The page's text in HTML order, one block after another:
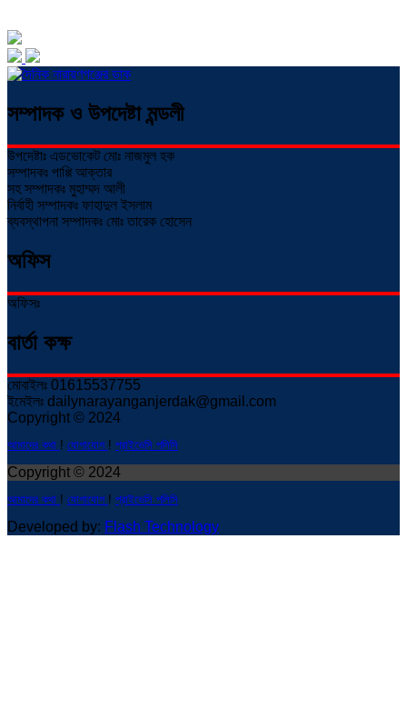
সম্পাদক ও উপদেষ্টা মন্ডলী
উপদেষ্টাঃ এডভোকেট মোঃ নাজমুল হক
সম্পাদকঃ পাপ্পি আক্তার
সহ সম্পাদকঃ মুহাম্মদ আলী
নির্বাহী সম্পাদকঃ ফাহাদুল ইসলাম
ব্যবস্থাপনা সম্পাদকঃ মোঃ তারেক হোসেন
অফিস
অফিসঃ
বার্তা কক্ষ
মোবাইলঃ 01615537755
ইমেইলঃ dailynarayanganjerdak@gmail.com
Copyright © 2024
আমাদের কথা ! যোগাযোগ ! প্রাইভেসি পলিসি
Copyright © 2024
আমাদের কথা ! যোগাযোগ ! প্রাইভেসি পলিসি
Developed by: Flash Technology